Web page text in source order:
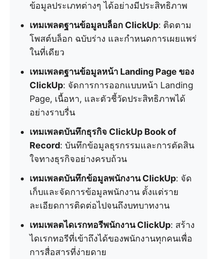
ข้อมูลประเภทต่างๆ ได้อย่างมีประสิทธิภาพ
เทมเพลตฐานข้อมูลบล็อก ClickUp: ติดตาม
โพสต์บล็อก ฉบับร่าง และกำหนดการเผยแพร่
ในที่เดียว
เทมเพลตฐานข้อมูลหน้า Landing Page ของ
ClickUp: จัดการการออกแบบหน้า Landing
Page, เนื้อหา, และตัวชี้วัดประสิทธิภาพได้
อย่างราบรื่น
เทมเพลตบันทึกธุรกิจ ClickUp Book of
Record: บันทึกข้อมูลธุรกรรมและการตัดสิน
ใจทางธุรกิจอย่างครบถ้วน
เทมเพลตบันทึกข้อมูลพนักงาน ClickUp: จัด
เก็บและจัดการข้อมูลพนักงาน ตั้งแต่ราย
ละเอียดการติดต่อไปจนถึงบทบาทงาน
เทมเพลตไดเรกทอรีพนักงาน ClickUp: สร้าง
ไดเรกทอรีที่เข้าถึงได้ของพนักงานทุกคนเพื่อ
การสื่อสารที่ง่ายดาย